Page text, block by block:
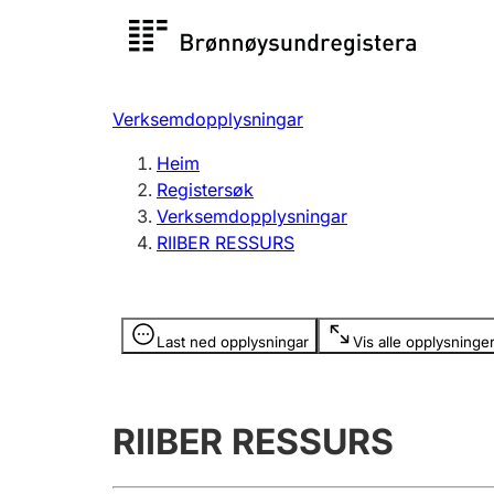
Registersøk
Registrere, endre, slette
Verksemdopplysningar
Heim
Registersøk
Verksemdopplysningar
RIIBER RESSURS
Last ned opplysningar Vis alle opplysninger
Opplysninger er skjult
RIIBER RESSURS